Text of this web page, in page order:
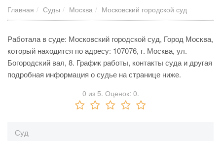
Главная Суды Москва Московский городской суд
Работала в суде: Московский городской суд, Город Москва,
который находится по адресу: 107076, г. Москва, ул.
Богородский вал, 8. График работы, контакты суда и другая
подробная информация о судье на странице ниже.
0 из 5. Оценок: 0.
Суд